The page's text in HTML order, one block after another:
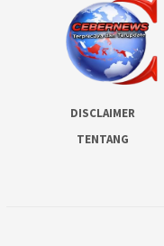
DISCLAIMER
TENTANG